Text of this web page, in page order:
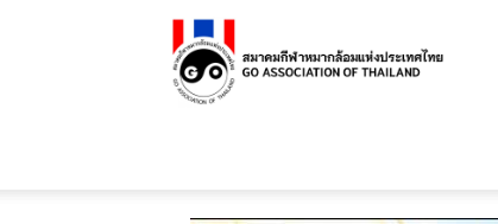
สมาคม
กีฬา
หมาก
ล้อม